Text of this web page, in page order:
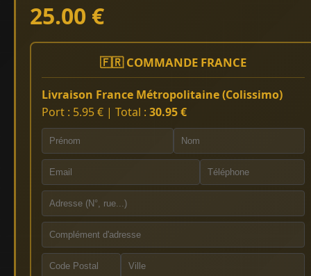
25.00 €
🇫🇷 COMMANDE FRANCE
Livraison France Métropolitaine (Colissimo)
Port : 5.95 € | Total : 30.95 €